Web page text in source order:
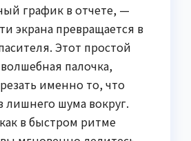
график в отчете, —
экрана превращается в
Этот простой
палочка,
именно то, что
лишнего шума вокруг.
в быстром ритме